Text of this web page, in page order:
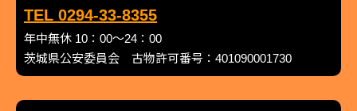
TEL 0294-33-8355
年中無休 10：00～24：00
茨城県公安委員会 古物許可番号：401090001730